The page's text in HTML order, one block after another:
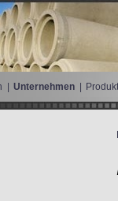
Unternehmen